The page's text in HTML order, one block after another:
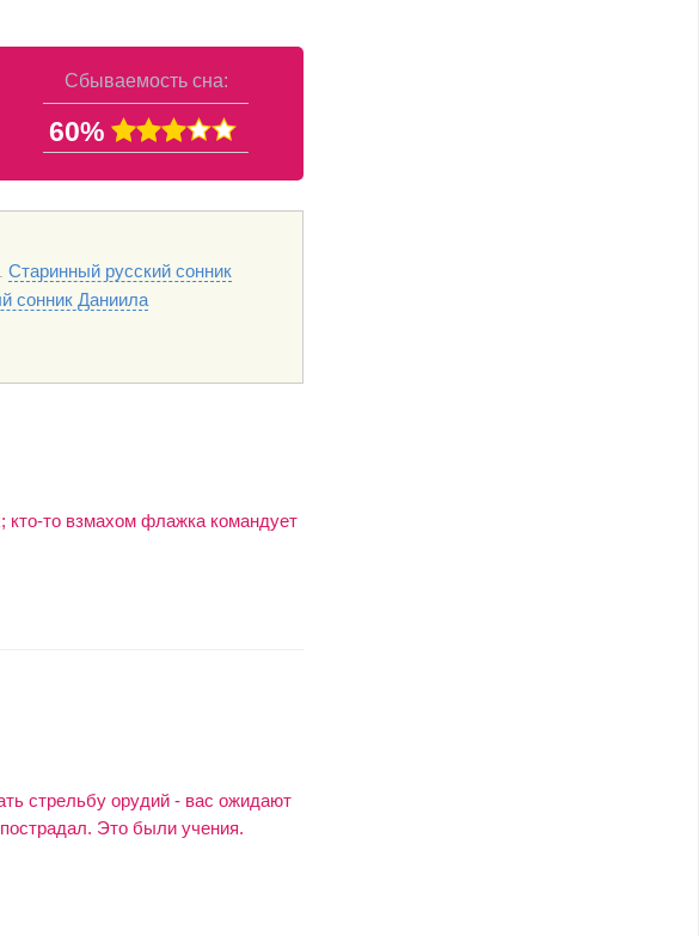
Сбываемость сна:
60%
Старинный русский сонник
сонник Даниила
кто-то взмахом флажка командует
стрельбу орудий - вас ожидают
Это были учения.